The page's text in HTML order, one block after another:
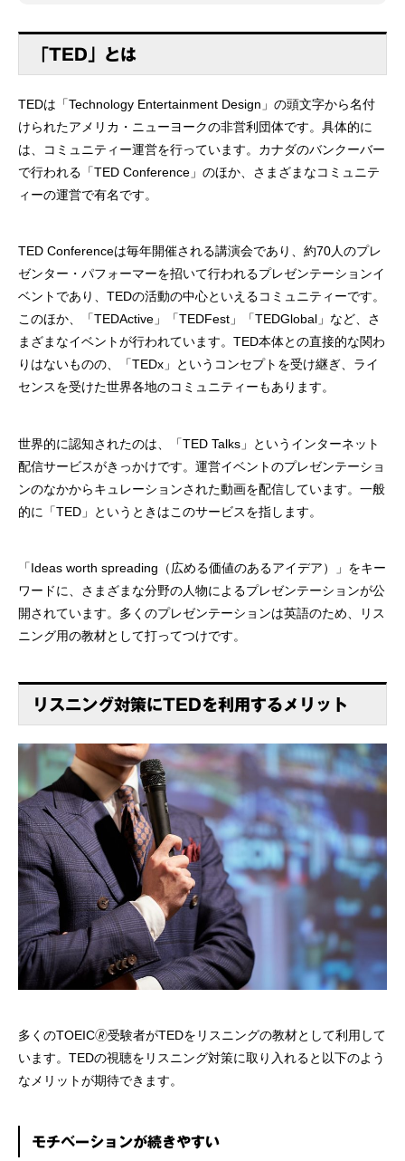
「TED」とは
TEDは「Technology Entertainment Design」の頭文字から名付
けられたアメリカ・ニューヨークの非営利団体です。具体的に
は、コミュニティー運営を行っています。カナダのバンクーバー
で行われる「TED Conference」のほか、さまざまなコミュニテ
ィーの運営で有名です。
TED Conferenceは毎年開催される講演会であり、約70人のプレ
ゼンター・パフォーマーを招いて行われるプレゼンテーションイ
ベントであり、TEDの活動の中心といえるコミュニティーです。
このほか、「TEDActive」「TEDFest」「TEDGlobal」など、さ
まざまなイベントが行われています。TED本体との直接的な関わ
りはないものの、「TEDx」というコンセプトを受け継ぎ、ライ
センスを受けた世界各地のコミュニティーもあります。
世界的に認知されたのは、「TED Talks」というインターネット
配信サービスがきっかけです。運営イベントのプレゼンテーショ
ンのなかからキュレーションされた動画を配信しています。一般
的に「TED」というときはこのサービスを指します。
「Ideas worth spreading（広める価値のあるアイデア）」をキー
ワードに、さまざまな分野の人物によるプレゼンテーションが公
開されています。多くのプレゼンテーションは英語のため、リス
ニング用の教材として打ってつけです。
リスニング対策にTEDを利用するメリット
多くのTOEIC🄬受験者がTEDをリスニングの教材として利用して
います。TEDの視聴をリスニング対策に取り入れると以下のよう
なメリットが期待できます。
モチベーションが続きやすい